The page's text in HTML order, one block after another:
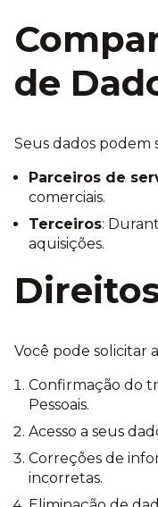
de
Seus dados podem
Parceiros de
comerciais.
Terceiros:
aquisições.
Você pode solicitar
Confirmação do
Pessoais.
Acesso a seus
Correções de
incorretas.